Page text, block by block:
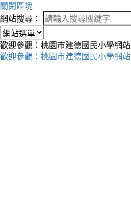
關閉區塊
網站搜尋：
歡迎參觀：桃園市建德國民小學網站
歡迎參觀：桃園市建德國民小學網站